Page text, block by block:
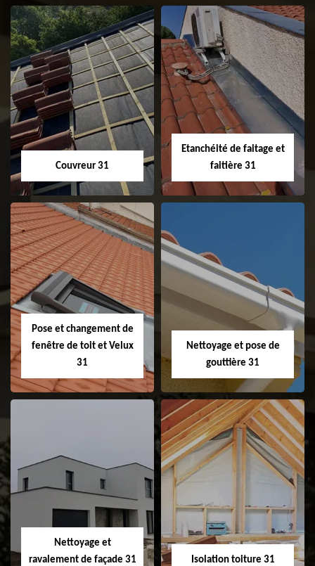
Couvreur 31
Couvreur 31
Etanchéité de faitage et
faitière 31
Etanchéité de
faitage et faitière
31
Pose et changement de
fenêtre de toit et Velux
31
Pose et
changement de
fenêtre de toit et
Velux 31
Nettoyage et pose de
gouttière 31
Nettoyage et pose
Nettoyage et
ravalement de façade 31
Isolation toiture 31